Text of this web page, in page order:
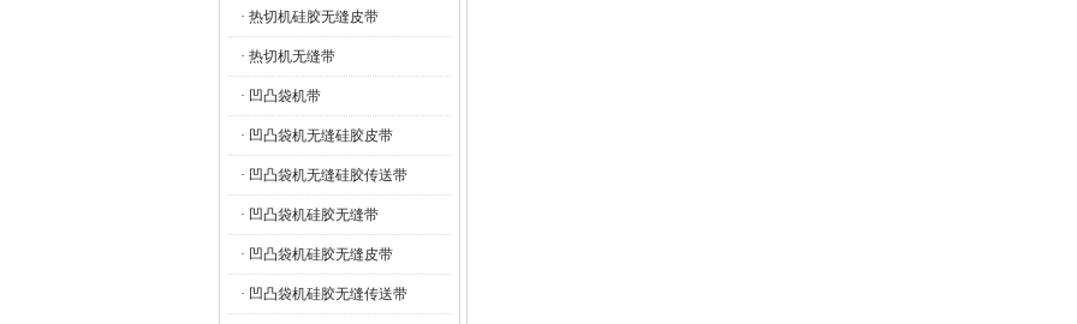
· 热切机硅胶无缝皮带
· 热切机无缝带
· 凹凸袋机带
· 凹凸袋机无缝硅胶皮带
· 凹凸袋机无缝硅胶传送带
· 凹凸袋机硅胶无缝带
· 凹凸袋机硅胶无缝皮带
· 凹凸袋机硅胶无缝传送带